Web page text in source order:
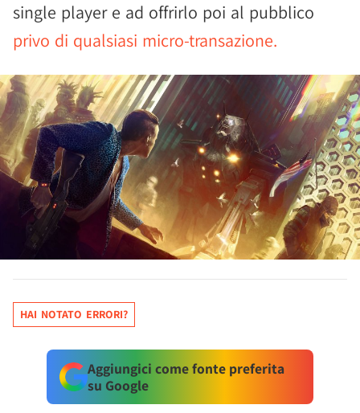
single player e ad offrirlo poi al pubblico
privo di qualsiasi micro-transazione.
HAI NOTATO ERRORI?
Aggiungici come fonte preferita
su Google